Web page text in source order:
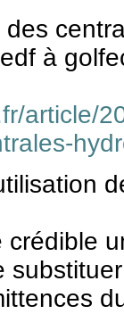
à
article/